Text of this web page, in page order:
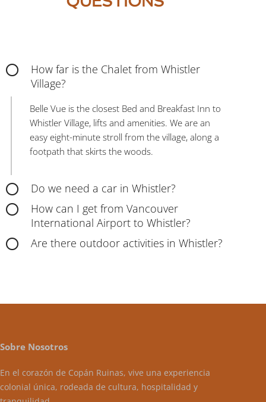
How far is the Chalet from Whistler
Village?
Belle Vue is the closest Bed and Breakfast Inn to
Whistler Village, lifts and amenities. We are an
easy eight-minute stroll from the village, along a
footpath that skirts the woods.
Do we need a car in Whistler?
How can I get from Vancouver
International Airport to Whistler?
Are there outdoor activities in Whistler?
Sobre Nosotros
En el corazón de Copán Ruinas, vive una experiencia
colonial única, rodeada de cultura, hospitalidad y